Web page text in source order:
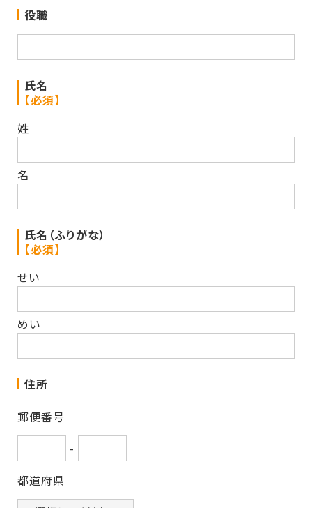
役職
氏名
【必須】
姓
名
氏名（ふりがな）
【必須】
せい
めい
住所
郵便番号
-
都道府県